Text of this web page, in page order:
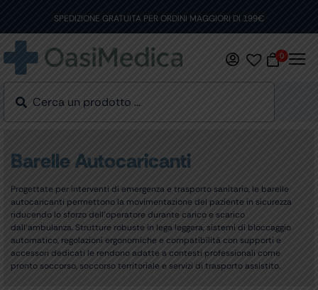
content
SPEDIZIONE GRATUITA PER ORDINI MAGGIORI DI 199€
0
Barelle Autocaricanti
Progettate per interventi di emergenza e trasporto sanitario, le barelle
autocaricanti permettono la movimentazione del paziente in sicurezza
riducendo lo sforzo dell’operatore durante carico e scarico
dall’ambulanza. Strutture robuste in lega leggera, sistemi di bloccaggio
automatico, regolazioni ergonomiche e compatibilità con supporti e
accessori dedicati le rendono adatte a contesti professionali come
pronto soccorso, soccorso territoriale e servizi di trasporto assistito.